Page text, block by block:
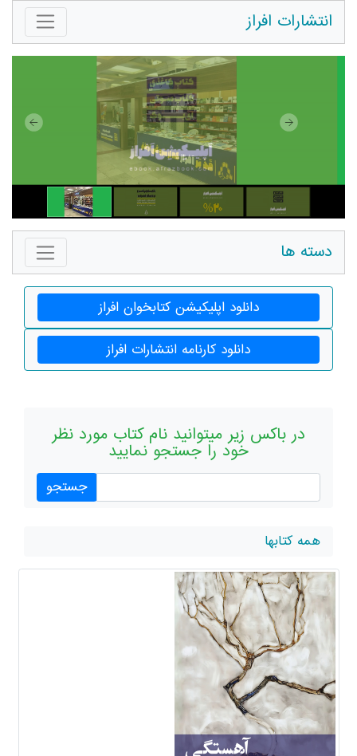
انتشارات افراز
دسته ها
دانلود اپلیکیشن کتابخوان افراز
دانلود کارنامه انتشارات افراز
در باکس زیر میتوانید نام کتاب مورد نظر
خود را جستجو نمایید
همه کتابها